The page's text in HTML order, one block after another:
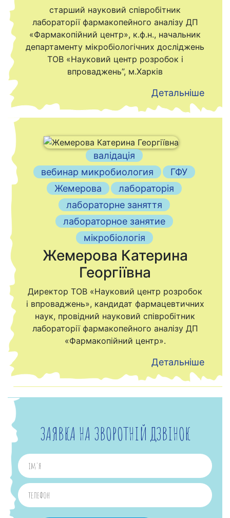
старший науковий співробітник
лабораторії фармакопейного аналізу ДП
«Фармакопійний центр», к.ф.н., начальник
департаменту мікробіологічних досліджень
ТОВ «Науковий центр розробок і
впроваджень”, м.Харків
Детальніше
валідація
вебинар микробиология
ГФУ
Жемерова
лабораторія
лабораторне заняття
лабораторное занятие
мікробіологія
Жемерова Катерина
Георгіївна
Директор ТОВ «Науковий центр розробок
і впроваджень», кандидат фармацевтичних
наук, провідний науковий співробітник
лабораторії фармакопейного аналізу ДП
«Фармакопійний центр».
Детальніше
ЗАЯВКА НА ЗВОРОТНІЙ ДЗВІНОК